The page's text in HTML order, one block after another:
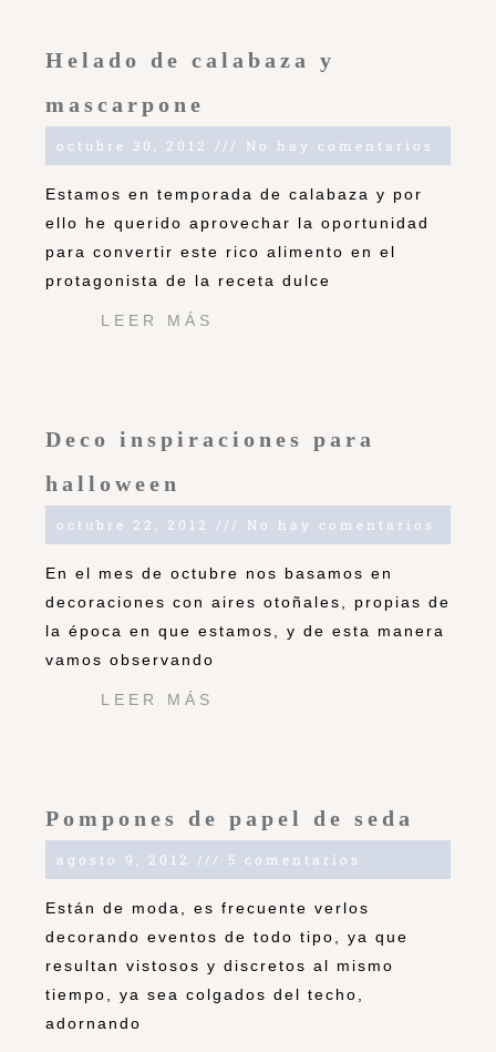
Helado de calabaza y
mascarpone
octubre 30, 2012 No hay comentarios
Estamos en temporada de calabaza y por
ello he querido aprovechar la oportunidad
para convertir este rico alimento en el
protagonista de la receta dulce
LEER MÁS
Deco inspiraciones para
halloween
octubre 22, 2012 No hay comentarios
En el mes de octubre nos basamos en
decoraciones con aires otoñales, propias de
la época en que estamos, y de esta manera
vamos observando
LEER MÁS
Pompones de papel de seda
agosto 9, 2012 5 comentarios
Están de moda, es frecuente verlos
decorando eventos de todo tipo, ya que
resultan vistosos y discretos al mismo
tiempo, ya sea colgados del techo,
adornando